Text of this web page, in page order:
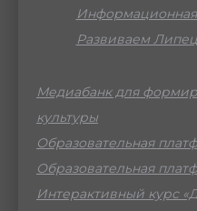
Информационная
Развиваем
Медиабанк для
культуры
Образовательная
Образовательная
Интерактивный курс